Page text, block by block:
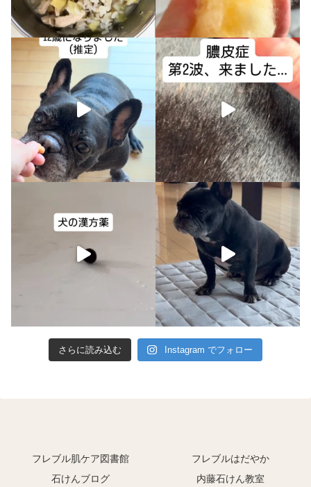
さらに読み込む Instagram でフォロー
フレブル肌ケア図書館
フレブルはだやか
石けんブログ
内藤石けん教室